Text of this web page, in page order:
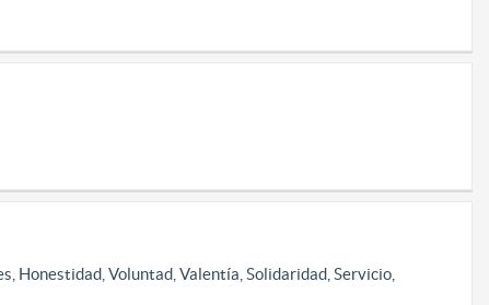
Honestidad, Voluntad, Valentía, Solidaridad, Servicio,